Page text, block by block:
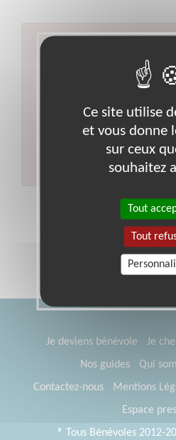
Aucun
Gestion
Code postal :45
Veuillez indiquer moins de
votre code postal par celui
Effectuer une
Je deviens bénévole
Je
Nos guides
Qui
Contactez-nous
Mentions
Espace
® Tous Bénévoles 2012-
Ce site utilise
et vous donne
sur ceux
souhaitez
Tout
Tout